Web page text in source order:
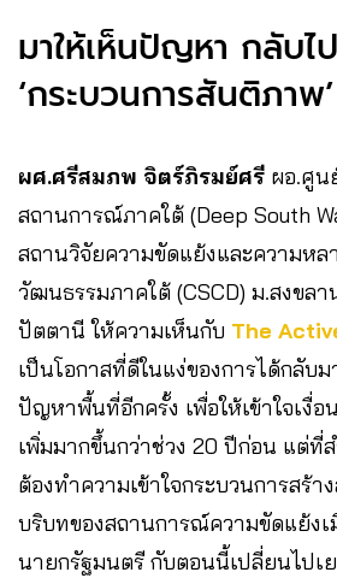
มาให้เห็นปัญหา กลับไ
‘กระบวนการสันติภาพ’
ผศ.ศรีสมภพ จิตร์ภิรมย์ศรี ผอ.ศูน
สถานการณ์ภาคใต้ (Deep South
สถานวิจัยความขัดแย้งและความหล
วัฒนธรรมภาคใต้ (CSCD) ม.สงขล
ปัตตานี ให้ความเห็นกับ The
เป็นโอกาสที่ดีในแง่ของการได้กลับ
ปัญหาพื้นที่อีกครั้ง เพื่อให้เข้าใจเงื่อ
เพิ่มมากขึ้นกว่าช่วง 20 ปีก่อน แต่
ต้องทำความเข้าใจกระบวนการสร้า
บริบทของสถานการณ์ความขัดแย้ง
นายกรัฐมนตรี กับตอนนี้เปลี่ยนไปเ